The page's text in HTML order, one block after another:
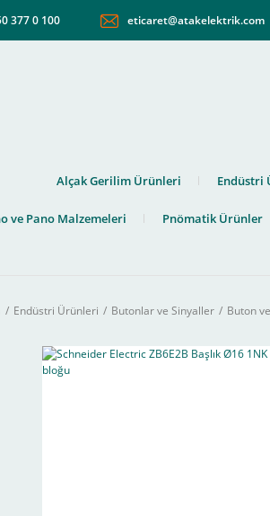
377 0 100 eticaret@atakelektrik.com
Alçak Gerilim Ürünleri Endüstri
ve Pano Malzemeleri Pnömatik Ürünler
Endüstri Ürünleri Butonlar ve Sinyaller Buton